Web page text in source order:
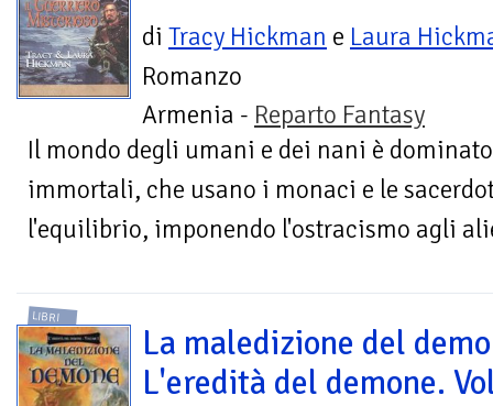
di Tracy Hickman e Laura
Romanzo
Armenia - Reparto Fantasy
Il mondo degli umani e dei nani è
immortali, che usano i monaci e le
l'equilibrio, imponendo l'ostracismo agli
LIBRI
La maledizione del
L'eredità del demone.